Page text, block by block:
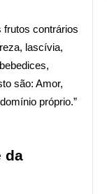
frutos contrários
lascívia,
são: Amor,
próprio.”
da